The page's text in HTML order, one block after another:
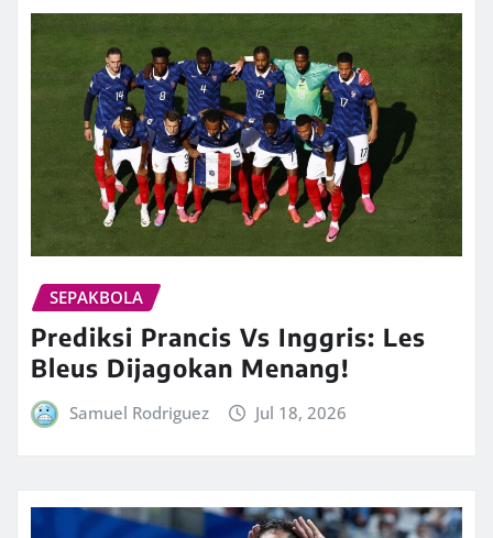
SEPAKBOLA
Prediksi Prancis Vs Inggris: Les
Bleus Dijagokan Menang!
Samuel Rodriguez Jul 18, 2026